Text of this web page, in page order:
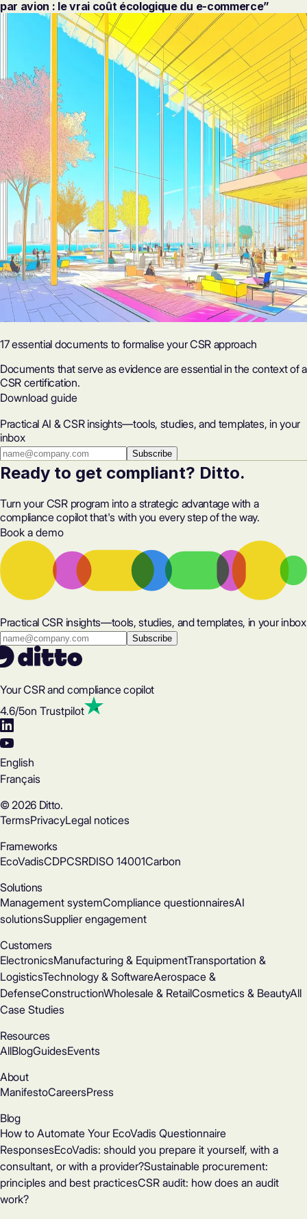
par avion : le vrai coût écologique du e-commerce”
17 essential documents to formalise your CSR approach
Documents that serve as evidence are essential in the context of a
CSR certification.
Download guide
Practical AI & CSR insights—tools, studies, and templates, in your
inbox
Subscribe
Ready to get compliant? Ditto.
Turn your CSR program into a strategic advantage with a
compliance copilot that's with you every step of the way.
Book a demo
Practical CSR insights—tools, studies, and templates, in your inbox
Your CSR and compliance copilot
4.6/5on Trustpilot
English
Français
© 2026 Ditto.
TermsPrivacyLegal notices
Frameworks
EcoVadisCDPCSRDISO 14001Carbon
Solutions
Management systemCompliance questionnairesAI
solutionsSupplier engagement
Customers
ElectronicsManufacturing & EquipmentTransportation &
LogisticsTechnology & SoftwareAerospace &
DefenseConstructionWholesale & RetailCosmetics & BeautyAll
Case Studies
Resources
AllBlogGuidesEvents
About
ManifestoCareersPress
Blog
How to Automate Your EcoVadis Questionnaire
ResponsesEcoVadis: should you prepare it yourself, with a
consultant, or with a provider?Sustainable procurement:
principles and best practicesCSR audit: how does an audit
work?